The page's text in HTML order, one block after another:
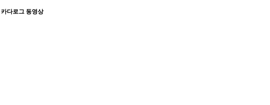
카다로그 동영상